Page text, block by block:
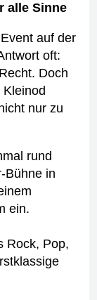
alle Sinne
auf der
oft:
Doch
nur zu
rund
Bühne in
ein.
Rock, Pop,